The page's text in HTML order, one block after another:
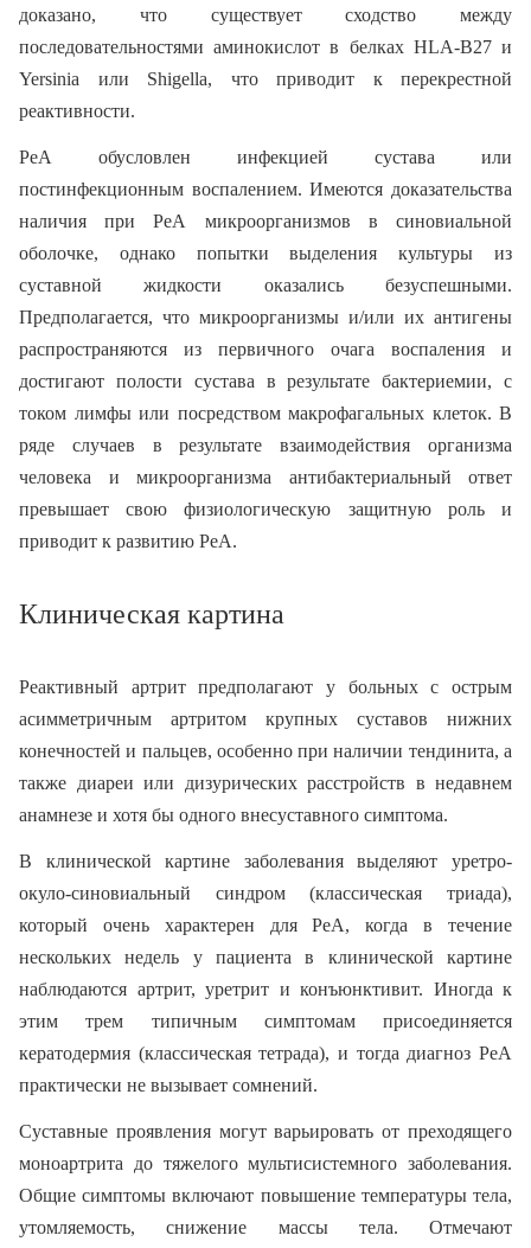
доказано, что существует сходство между
последовательностями аминокислот в белках HLA-B27 и
Yersinia или Shigella, что приводит к перекрестной
реактивности.
РеА обусловлен инфекцией сустава или
постинфекционным воспалением. Имеются доказательства
наличия при РеА микроорганизмов в синовиальной
оболочке, однако попытки выделения культуры из
суставной жидкости оказались безуспешными.
Предполагается, что микроорганизмы и/или их антигены
распространяются из первичного очага воспаления и
достигают полости сустава в результате бактериемии, с
током лимфы или посредством макрофагальных клеток. В
ряде случаев в результате взаимодействия организма
человека и микроорганизма антибактериальный ответ
превышает свою физиологическую защитную роль и
приводит к развитию РеА.
Клиническая картина
Реактивный артрит предполагают у больных с острым
асимметричным артритом крупных суставов нижних
конечностей и пальцев, особенно при наличии тендинита, а
также диареи или дизурических расстройств в недавнем
анамнезе и хотя бы одного внесуставного симптома.
В клинической картине заболевания выделяют уретро-
окуло-синовиальный синдром (классическая триада),
который очень характерен для РеА, когда в течение
нескольких недель у пациента в клинической картине
наблюдаются артрит, уретрит и конъюнктивит. Иногда к
этим трем типичным симптомам присоединяется
кератодермия (классическая тетрада), и тогда диагноз РеА
практически не вызывает сомнений.
Суставные проявления могут варьировать от преходящего
моноартрита до тяжелого мультисистемного заболевания.
Общие симптомы включают повышение температуры тела,
утомляемость, снижение массы тела. Отмечают